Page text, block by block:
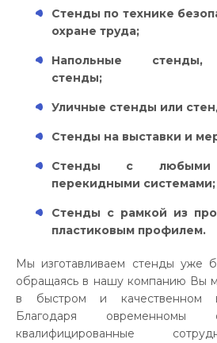
Стенды по технике
охране труда;
Напольные стенды,
стенды;
Уличные стенды или
Стенды на выставки и
Стенды с
перекидными системами;
Стенды с рамкой из
пластиковым профилем.
Мы изготавливаем стенды уже
обращаясь в нашу компанию Вы
в быстром и качественном
Благодаря овременномы
квалифицированные